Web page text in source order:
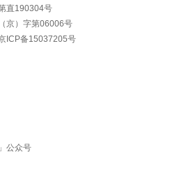
直190304号
京）字第06006号
ICP备15037205号
公众号